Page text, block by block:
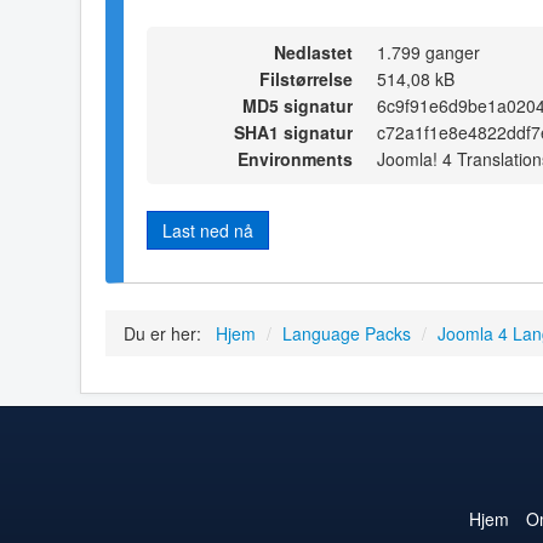
Nedlastet
1.799 ganger
Filstørrelse
514,08 kB
MD5 signatur
SHA1 signatur
Environments
Joomla! 4
Last ned nå
Du er her: Hjem / Language Packs / Joomla 4
Hjem